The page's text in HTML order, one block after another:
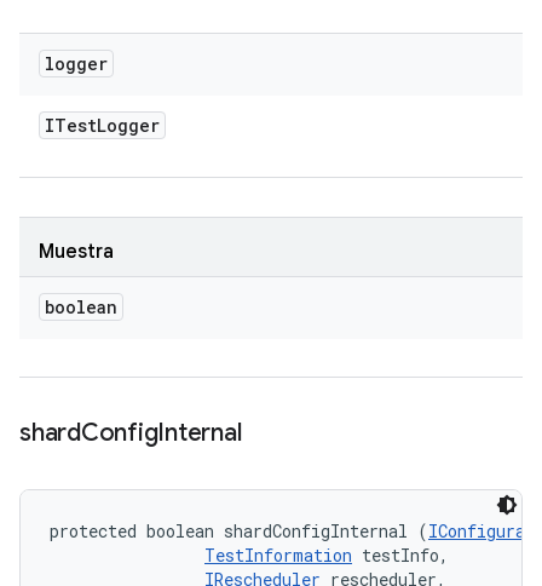
logger
ITestLogger
Muestra
boolean
shardConfigInternal
protected boolean shardConfigInternal (
TestInformation testInfo,
IRescheduler rescheduler,